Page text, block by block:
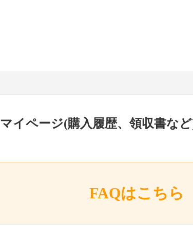
マイページ(購入履歴、領収書な
FAQはこちら